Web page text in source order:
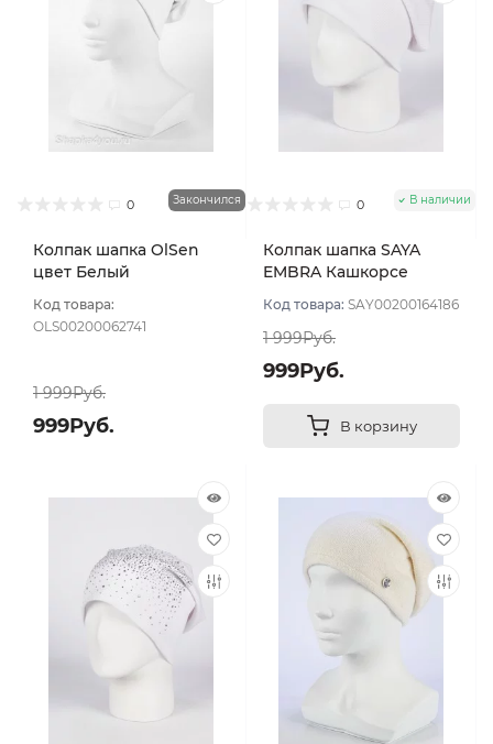
0 Закончился
Колпак шапка OlSen
цвет Белый
Код товара:
OLS00200062741
1 999Руб.
999Руб.
0 В наличии
Колпак шапка SAYA
EMBRA Кашкорсе
Код товара: SAY00200164186
1 999Руб.
999Руб.
В корзину